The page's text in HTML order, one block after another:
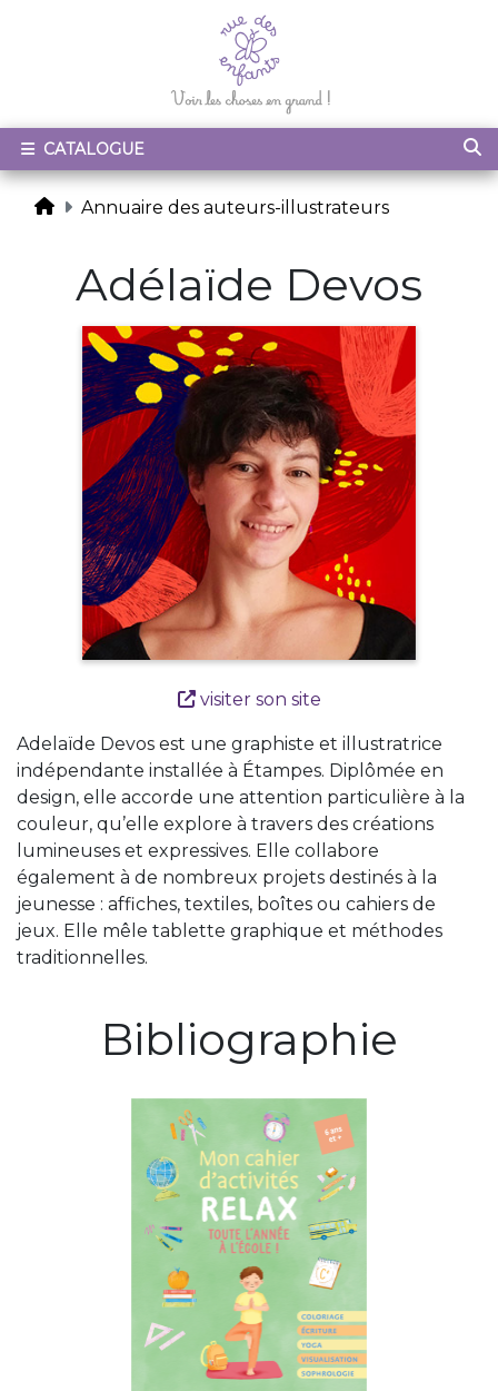
CATALOGUE
Annuaire des auteurs-illustrateurs
Adélaïde Devos
visiter son site
Adelaïde Devos est une graphiste et illustratrice
indépendante installée à Étampes. Diplômée en
design, elle accorde une attention particulière à la
couleur, qu’elle explore à travers des créations
lumineuses et expressives. Elle collabore
également à de nombreux projets destinés à la
jeunesse : affiches, textiles, boîtes ou cahiers de
jeux. Elle mêle tablette graphique et méthodes
traditionnelles.
Bibliographie